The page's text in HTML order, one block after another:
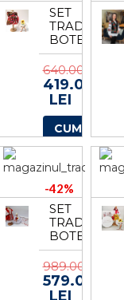
SET
BOTEZ
FETITA
-
COSTUMAS
+
LUMANARE
-
TUL
2
640.00
419.00
LEI
CUMPARA
-42%
SET
BOTEZ
-
COSTUMAS
FETITA
TRUSOU
989.00
579.00
LEI